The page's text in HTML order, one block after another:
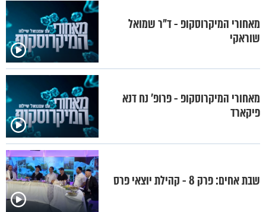
מאחורי המיקרוסקופ - ד"ר שמואל
שוראקי
מאחורי המיקרוסקופ - פרופ’ נח דנא
פיקארד
שבת אחים: פרק 8 - קהילת יוצאי פרס